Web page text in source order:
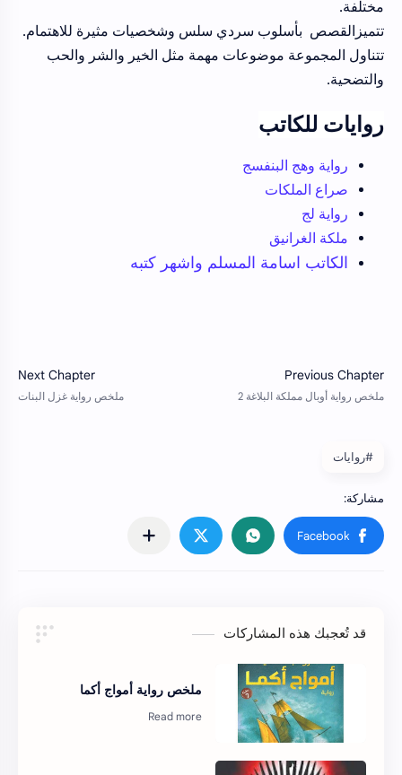
مختلفة.
تتميزالقصص بأسلوب سردي سلس وشخصيات مثيرة للاهتمام.
تتناول المجموعة موضوعات مهمة مثل الخير والشر والحب
والتضحية.
روايات للكاتب
رواية وهج البنفسج
صراع الملكات
رواية لج
ملكة الغرانيق
الكاتب اسامة المسلم واشهر كتبه
#روايات
قد تُعجبك هذه المشاركات
ملخص رواية أمواج أكما